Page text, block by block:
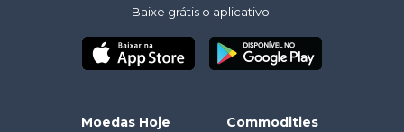
Baixe grátis o aplicativo:
Moedas Hoje Commodities